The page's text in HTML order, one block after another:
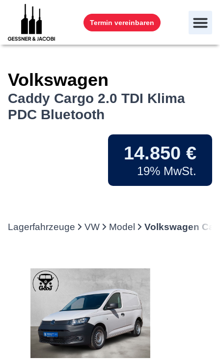
Termin vereinbaren
Volkswagen
Caddy Cargo 2.0 TDI Klima
PDC Bluetooth
14.850 €
19% MwSt.
Lagerfahrzeuge VW Model Volkswagen